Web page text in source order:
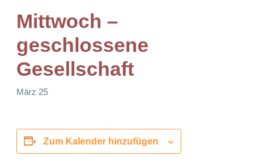
Mittwoch –
geschlossene
Gesellschaft
März 25
Zum Kalender hinzufügen